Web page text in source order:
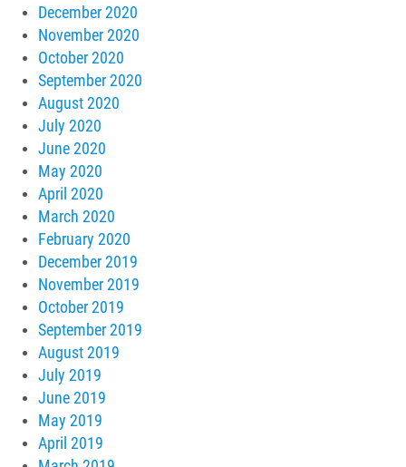
December 2020
November 2020
October 2020
September 2020
August 2020
July 2020
June 2020
May 2020
April 2020
March 2020
February 2020
December 2019
November 2019
October 2019
September 2019
August 2019
July 2019
June 2019
May 2019
April 2019